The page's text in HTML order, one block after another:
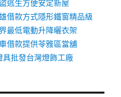
逃生方便安定新屋
借款方式隱形鐵窗精品級
最低電動升降曬衣架
借款提供苓雅區當舖
批發台灣燈飾工廠